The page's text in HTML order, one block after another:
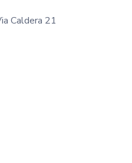
Caldera 21